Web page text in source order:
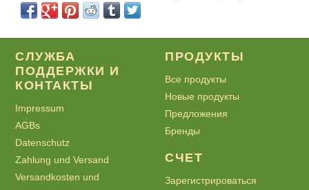
СЛУЖБА
ПОДДЕРЖКИ И
КОНТАКТЫ
Impressum
AGBs
Datenschutz
Zahlung und Versand
Versandkosten und
ПРОДУКТЫ
Все продукты
Новые продукты
Предложения
Бренды
СЧЕТ
Зарегистрироваться